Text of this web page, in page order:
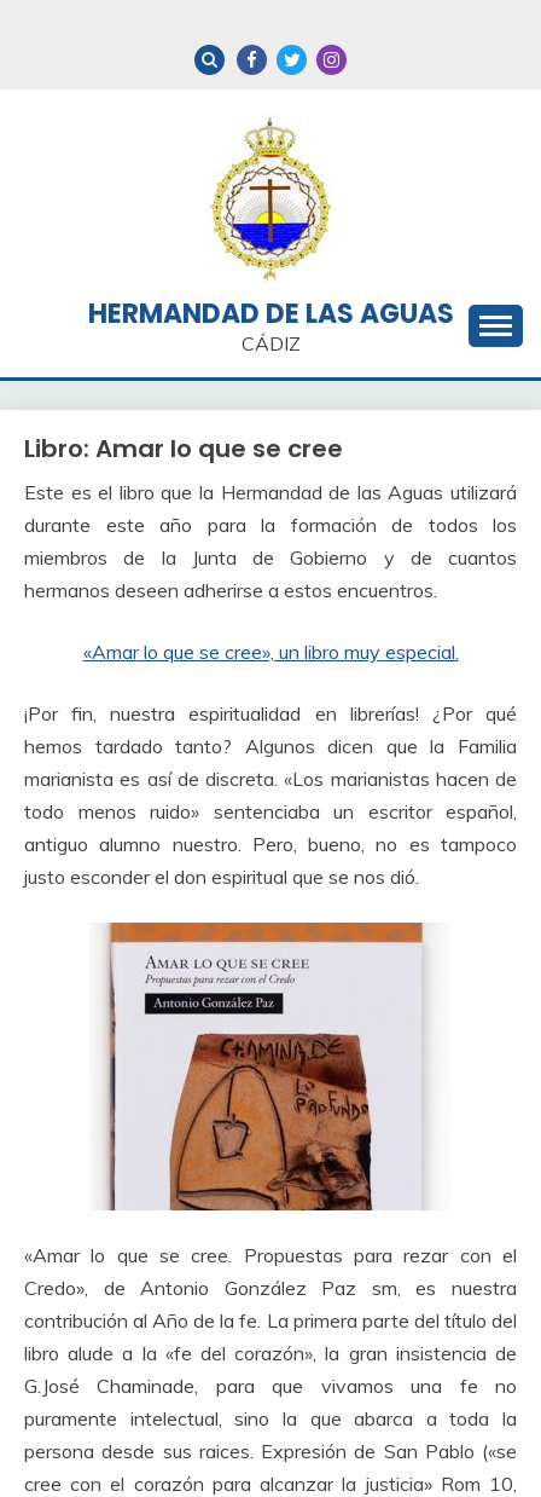
HERMANDAD DE LAS AGUAS
CÁDIZ
Libro: Amar lo que se cree
Este es el libro que la Hermandad de las Aguas utilizará
durante este año para la formación de todos los
miembros de la Junta de Gobierno y de cuantos
hermanos deseen adherirse a estos encuentros.
«Amar lo que se cree», un libro muy especial.
¡Por fin, nuestra espiritualidad en librerías! ¿Por qué
hemos tardado tanto? Algunos dicen que la Familia
marianista es así de discreta. «Los marianistas hacen de
todo menos ruido» sentenciaba un escritor español,
antiguo alumno nuestro. Pero, bueno, no es tampoco
justo esconder el don espiritual que se nos dió.
«Amar lo que se cree. Propuestas para rezar con el
Credo», de Antonio González Paz sm, es nuestra
contribución al Año de la fe. La primera parte del título del
libro alude a la «fe del corazón», la gran insistencia de
G.José Chaminade, para que vivamos una fe no
puramente intelectual, sino la que abarca a toda la
persona desde sus raices. Expresión de San Pablo («se
cree con el corazón para alcanzar la justicia» Rom 10,